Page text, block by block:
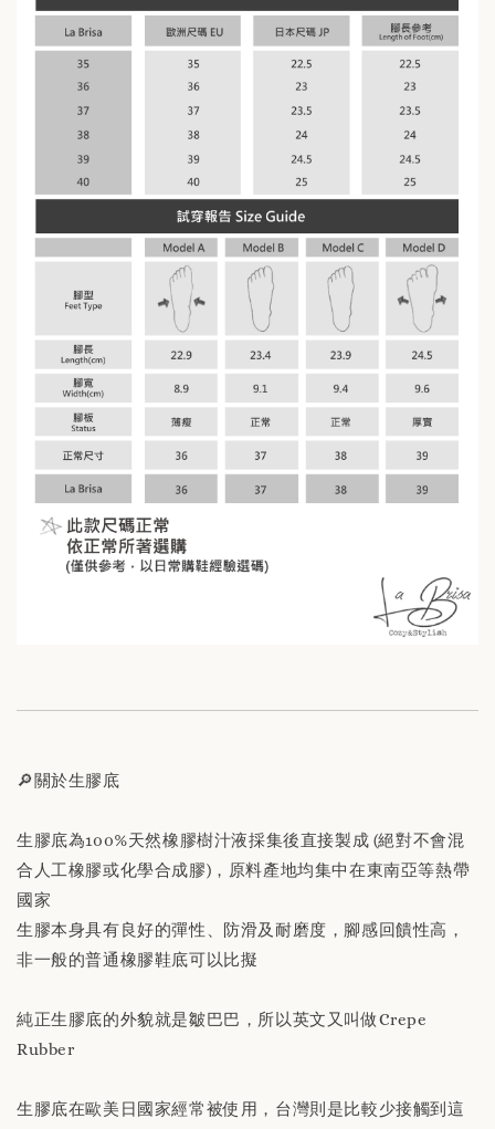
🔎關於生膠底
生膠底為100%天然橡膠樹汁液採集後直接製成 (絕對不會混
合人工橡膠或化學合成膠)，原料產地均集中在東南亞等熱帶
國家
生膠本身具有良好的彈性、防滑及耐磨度，腳感回饋性高，
非一般的普通橡膠鞋底可以比擬
純正生膠底的外貌就是皺巴巴，所以英文又叫做Crepe
Rubber
生膠底在歐美日國家經常被使用，台灣則是比較少接觸到這